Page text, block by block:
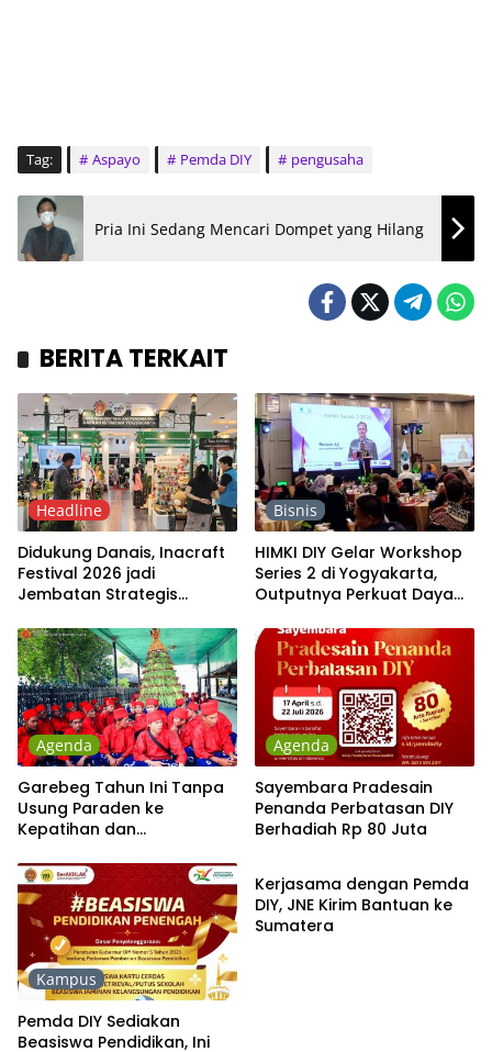
Tag: Aspayo Pemda DIY pengusaha
Pria Ini Sedang Mencari Dompet yang Hilang
BERITA TERKAIT
Headline
Didukung Danais, Inacraft
Festival 2026 jadi
Jembatan Strategis
Pasar Global
Bisnis
HIMKI DIY Gelar Workshop
Series 2 di Yogyakarta,
Outputnya Perkuat Daya
Agenda
Garebeg Tahun Ini Tanpa
Usung Paraden ke
Kepatihan dan
Agenda
Sayembara Pradesain
Penanda Perbatasan DIY
Berhadiah Rp 80 Juta
Kampus
Pemda DIY Sediakan
Beasiswa Pendidikan, Ini
Nasional
Kerjasama dengan Pemda
DIY, JNE Kirim Bantuan ke
Sumatera